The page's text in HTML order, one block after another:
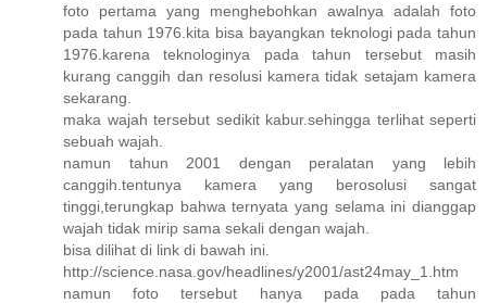
foto pertama yang menghebohkan awalnya adalah foto
pada tahun 1976.kita bisa bayangkan teknologi pada tahun
1976.karena teknologinya pada tahun tersebut masih
kurang canggih dan resolusi kamera tidak setajam kamera
sekarang.
maka wajah tersebut sedikit kabur.sehingga terlihat seperti
sebuah wajah.
namun tahun 2001 dengan peralatan yang lebih
canggih.tentunya kamera yang berosolusi sangat
tinggi,terungkap bahwa ternyata yang selama ini dianggap
wajah tidak mirip sama sekali dengan wajah.
bisa dilihat di link di bawah ini.
http://science.nasa.gov/headlines/y2001/ast24may_1.htm
namun foto tersebut hanya pada pada tahun